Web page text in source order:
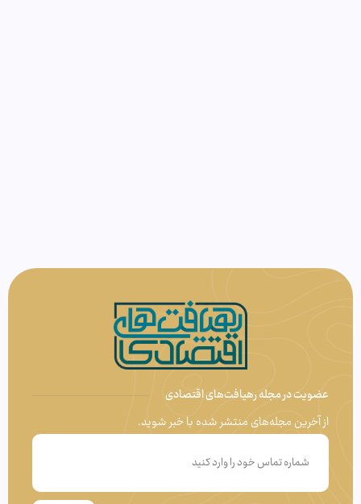
عضویت در مجله رهیافت‌های اقتصادی
از آخرین مجله‌های منتشر شده با خبر شوید.